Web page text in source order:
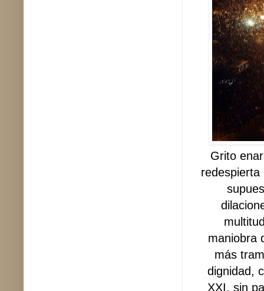
Grito
redespierta
maniobra
más
dignidad,
XXI, sin